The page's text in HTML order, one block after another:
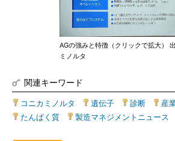
AGの強みと特徴（クリックで拡大）
ミノルタ
関連キーワード
コニカミノルタ 遺伝子 診断 産
たんぱく質
製造マネジメントニュース